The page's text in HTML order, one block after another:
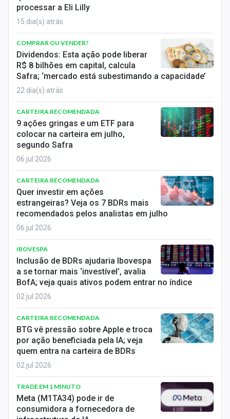
processar a Eli Lilly
15 dia(s) atrás
COMPRAR OU VENDER?
Dividendos: Esta ação pode liberar
R$ 8 bilhões em capital, calcula
Safra; ‘mercado está subestimando a capacidade’
22 dia(s) atrás
CARTEIRA RECOMENDADA
9 ações gringas e um ETF para
colocar na carteira em julho,
segundo Safra
06 jul 2026
CARTEIRA RECOMENDADA
Quer investir em ações
estrangeiras? Veja os 7 BDRs mais
recomendados pelos analistas em julho
06 jul 2026
IBOVESPA
Inclusão de BDRs ajudaria Ibovespa
a se tornar mais ‘investível’, avalia
BofA; veja quais ativos podem entrar no índice
02 jul 2026
CARTEIRA RECOMENDADA
BTG vê pressão sobre Apple e troca
por ação beneficiada pela IA; veja
quem entra na carteira de BDRs
02 jul 2026
TRADE EM 1 MINUTO
Meta (M1TA34) pode ir de
consumidora a fornecedora de